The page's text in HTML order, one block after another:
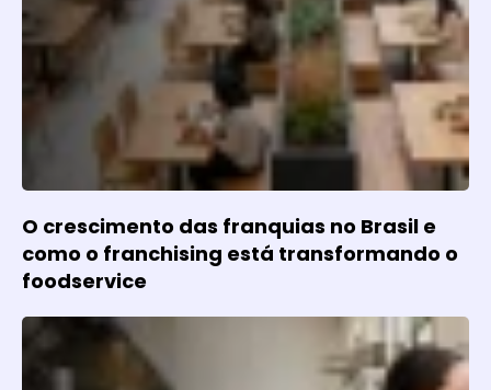
O crescimento das franquias no Brasil e
como o franchising está transformando o
foodservice